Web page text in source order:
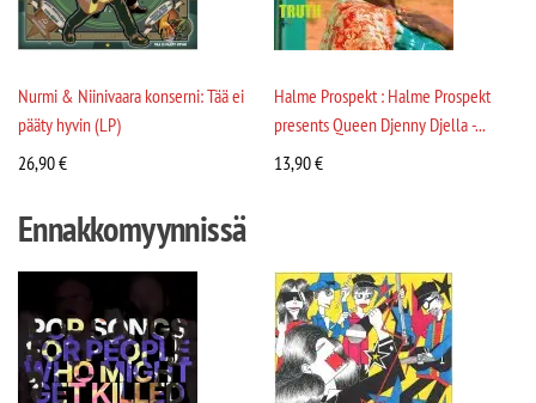
Nurmi & Niinivaara konserni: Tää ei
pääty hyvin (LP)
26,90€
Halme Prospekt : Halme Prospekt
presents Queen Djenny Djella -...
13,90€
Ennakkomyynnissä